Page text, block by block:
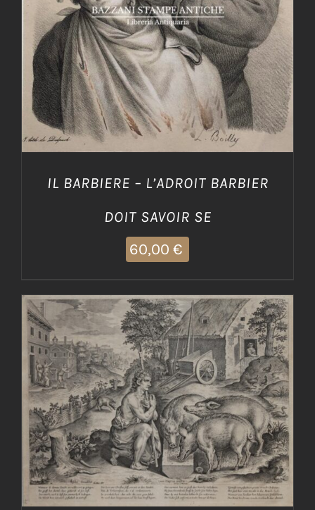
IL BARBIERE – L’ADROIT BARBIER
DOIT SAVOIR SE
60,00 €
AGGIUNGI AL CARRELLO / DETTAGLI